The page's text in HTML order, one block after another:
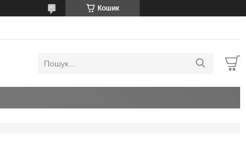
Кошик